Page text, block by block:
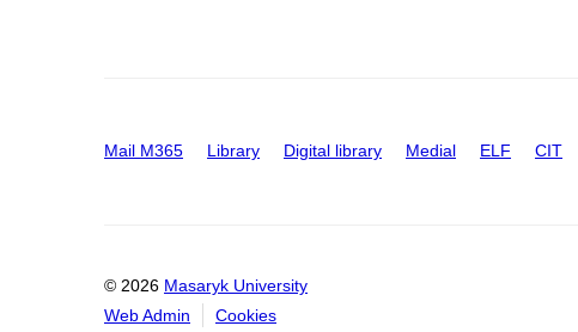
Mail M365 Library Digital library Medial ELF CIT
© 2026 Masaryk University
Web Admin
Cookies